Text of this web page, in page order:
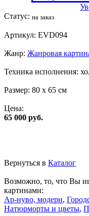
Статус: на заказ
Артикул: EVD094
Жанр: Жанровая
Техника исполнения:
Размер: 80 x 65 см
Цена:
65 000 руб.
Вернуться в Каталог
Возможно, то, что Вы
картинами:
Ар-нуво, модерн,
Натюрморты и цветы,